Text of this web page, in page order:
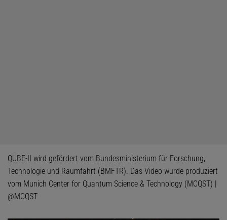
QUBE-II wird gefördert vom Bundesministerium für Forschung,
Technologie und Raumfahrt (BMFTR). Das Video wurde produziert
vom Munich Center for Quantum Science & Technology (MCQST) |
@MCQST